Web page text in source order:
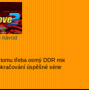
návod
třeba osmý DDR mix
úspěšné série